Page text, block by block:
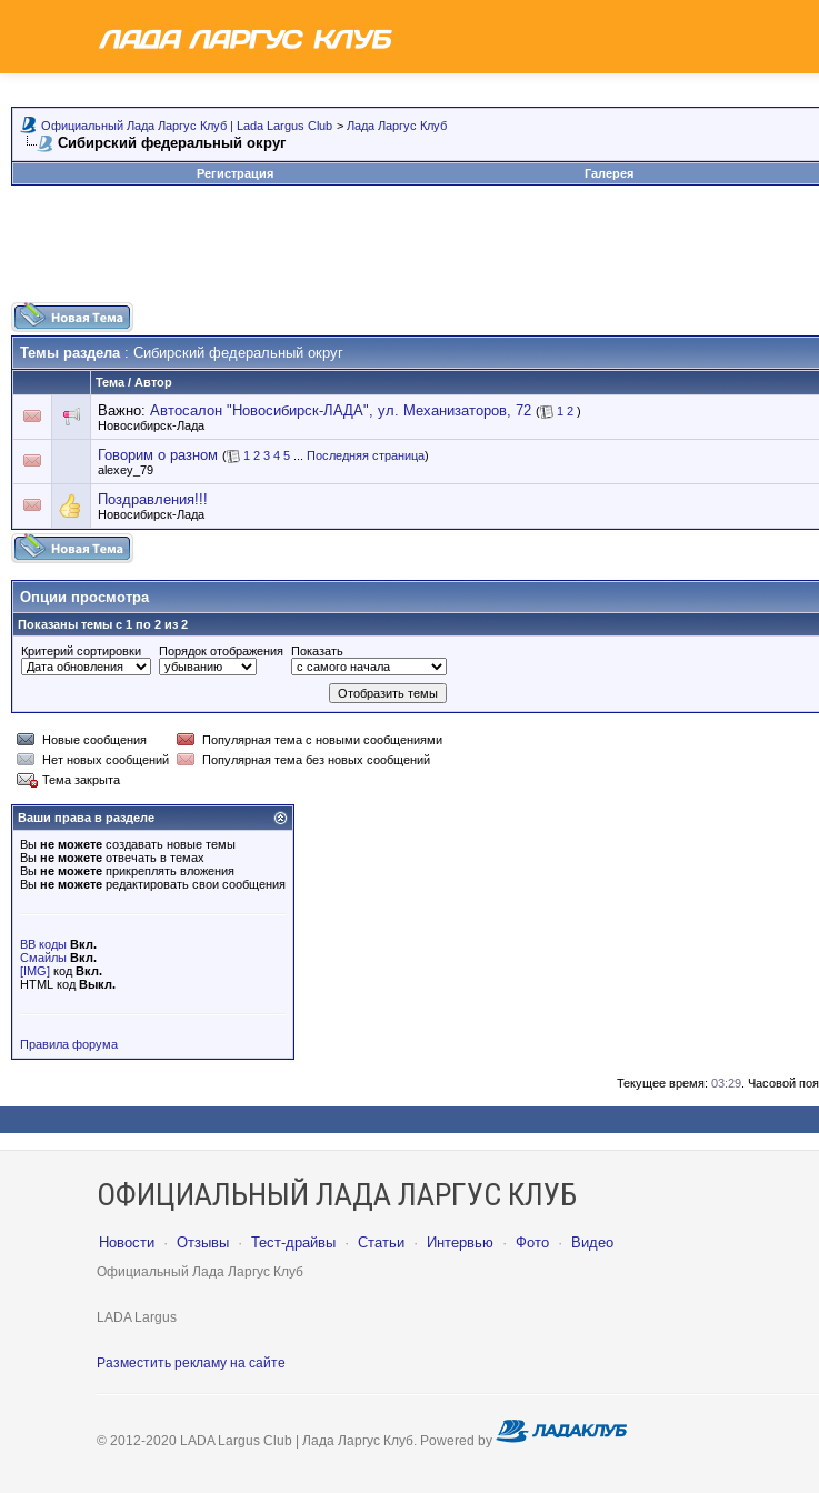
Официальный Лада Ларгус Клуб | Lada Largus Club > Лада Ларгус Клуб
Сибирский федеральный округ
Регистрация
Галерея
Темы раздела: Сибирский федеральный округ
Тема / Автор
Важно: Автосалон "Новосибирск-ЛАДА", ул. Механизаторов, 72 ( 1 2 )
Новосибирск-Лада
Говорим о разном ( 1 2 3 4 5 Последняя страница)
alexey_79
Поздравления!!!
Новосибирск-Лада
Опции просмотра
Показаны темы с 1 по 2 из 2
Критерий сортировки
Порядок отображения Показать
Новые сообщения
Популярная тема с новыми сообщениями
Нет новых сообщений
Популярная тема без новых сообщений
Тема закрыта
Ваши права в разделе
Вы не можете создавать новые темы
Вы не можете отвечать в темах
Вы не можете прикреплять вложения
Вы не можете редактировать свои сообщения
BB коды Вкл.
Смайлы Вкл.
[IMG] код Вкл.
HTML код Выкл.
Правила форума
Текущее время: 03:29 . Часовой
ОФИЦИАЛЬНЫЙ ЛАДА ЛАРГУС КЛУБ
Новости · Отзывы · Тест-драйвы · Статьи · Интервью · Фото · Видео
Официальный Лада Ларгус Клуб
LADA Largus
Разместить рекламу на сайте
© 2012-2020 LADA Largus Club | Лада Ларгус Клуб. Powered by